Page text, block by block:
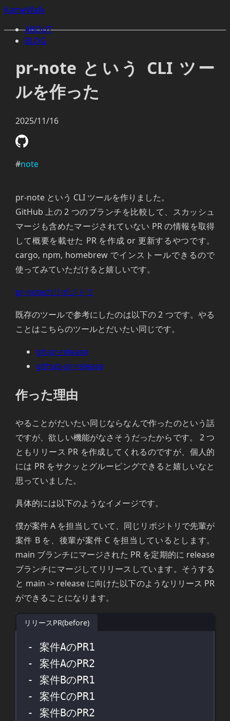
KameWalk
ABOUT
BLOG
pr-note という CLI ツー
ルを作った
2025/11/16
#note
pr-note という CLI ツールを作りました。
GitHub 上の 2 つのブランチを比較して、スカッシュ
マージも含めたマージされていない PR の情報を取得
して概要を載せた PR を作成 or 更新するやつです。
cargo, npm, homebrew でインストールできるので
使ってみていただけると嬉しいです。
pr-noteのリポジトリ
既存のツールで参考にしたのは以下の 2 つです。やる
ことはこちらのツールとだいたい同じです。
git-pr-release
github-pr-release
作った理由
やることがだいたい同じならなんで作ったのという話
ですが、欲しい機能がなさそうだったからです。 2 つ
ともリリース PR を作成してくれるのですが、個人的
には PR をサクッとグルーピングできると嬉しいなと
思っていました。
具体的には以下のようなイメージです。
僕が案件 A を担当していて、同じリポジトリで先輩が
案件 B を、後輩が案件 C を担当しているとします。
main ブランチにマージされた PR を定期的に release
ブランチにマージしてリリースしています。そうする
と main -> release に向けた以下のようなリリース PR
ができることになります。
リリースPR(before)
- 案件AのPR1
- 案件AのPR2
- 案件BのPR1
- 案件CのPR1
- 案件BのPR2